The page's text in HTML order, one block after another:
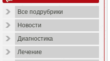
Все подрубрики
Новости
Диагностика
Лечение